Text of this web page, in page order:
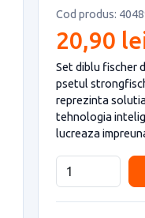
Cod produs:
20,90
Set diblu fischer
psetul
reprezinta
tehnologia
lucreaza